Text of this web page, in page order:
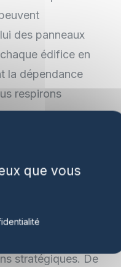
des panneaux
édifice en
la dépendance
respirons
sur les
de 30% des
stratégiques. De
que vous